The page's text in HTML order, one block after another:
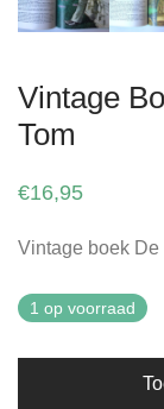
Vintage
Tom
€16,95
Vintage boek De
1 op voorraad